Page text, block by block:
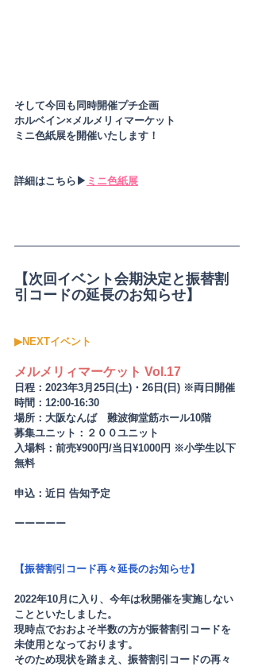
そして今回も同時開催プチ企画
ホルベイン×メルメリィマーケット
ミニ色紙展を開催いたします！
詳細はこちら▶ ミニ色紙展
【次回イベント会期決定と振替割
引コードの延長のお知らせ】
▶︎NEXTイベント
メルメリィマーケット Vol.17
日程：2023年3月25日(土)・26日(日) ※両日開催
時間：12:00-16:30
場所：大阪なんば　難波御堂筋ホール10階
募集ユニット：２００ユニット
入場料： 前売¥900円/当日¥1000円 ※小学生以下
無料
申込：近日 告知予定
ーーーーー
【振替割引コード再々延長のお知らせ】
2022年10月に入り、今年は秋開催を実施しない
ことといたしました。
現時点でおおよそ半数の方が振替割引コードを
未使用となっております。
そのため現状を踏まえ、振替割引コードの再々